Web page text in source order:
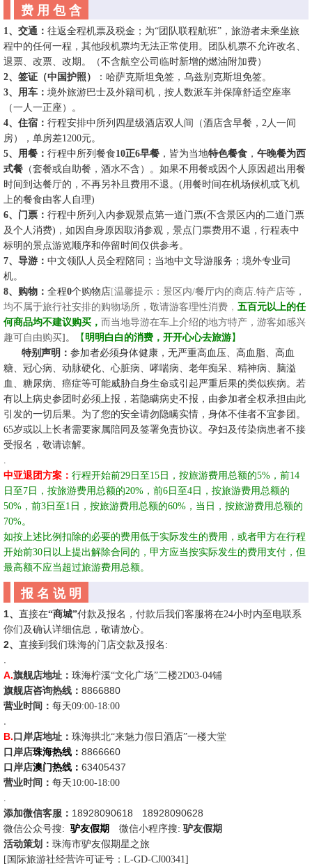
费 用 包 含
1、交通： 往返全程机票及税金；为“团队联程航班”，旅游者未乘坐旅
程中的任何一程，其他段机票均无法正常使用。团队机票不允许改名、
退票、改票、改期。（不含航空公司临时新增的燃油附加费）
2、签证（中国护照）
：哈萨克斯坦免签，乌兹别克斯坦免签。
3、用车： 境外旅游巴士及外籍司机，按人数派车并保障舒适空座率
（一人一正座）。
4、住宿： 行程安排中所列四星级酒店双人间（酒店含早餐， 2人一间
房），单房差1200元。
5、用餐： 行程中所列餐食10正6早餐 ，皆为当地特色餐食 ， 午晚餐为西
式餐 （套餐或自助餐，酒水不含）。如果不用餐或因个人原因超出用餐
时间到达餐厅的，不再另补且费用不退。 (用餐时间在机场候机或飞机
上的餐食由客人自理)
6、门票： 行程中所列入内参观景点第一道门票(不含景区内的二道门票
及个人消费)，如因自身原因取消参观，景点门票费用不退，行程表中
标明的景点游览顺序和停留时间仅供参考。
7、导游： 中文领队人员全程陪同；当地中文导游服务；境外专业司
机。
8、购物： 全程0个购物店[温馨提示：景区内/餐厅内的商店.特产店等，
均不属于旅行社安排的购物场所，敬请游客理性消费 ， 五百元以上的任
何商品均不建议购买， 而当地导游在车上介绍的地方特产，游客如感兴
趣可自由购买]。 【 明明白白的消费，开开心心去旅游】
特别声明： 参加者必须身体健康，无严重高血压、高血脂、高血
糖、冠心病、动脉硬化、心脏病、哮喘病、老年痴呆、精神病、脑溢
血、糖尿病、癌症等可能威胁自身生命或引起严重后果的类似疾病。若
有以上病史参团时必须上报，若隐瞒病史不报，由参加者全权承担由此
引发的一切后果。为了您的安全请勿隐瞒实情，身体不佳者不宜参团。
65岁或以上长者需要家属陪同及签署免责协议。孕妇及传染病患者不接
受报名，敬请谅解。
.
中亚退团方案： 行程开始前29日至15日，按旅游费用总额的5%， 前14
日至7日，按旅游费用总额的20%， 前6日至4日，按旅游费用总额的
50%， 前3日至1日，按旅游费用总额的60%， 当日，按旅游费用总额的
70%。
如按上述比例扣除的必要的费用低于实际发生的费用，或者甲方在行程
开始前30日以上提出解除合同的，甲方应当按实际发生的费用支付，但
最高额不应当超过旅游费用总额。
报 名 说 明
1、 直接在“商城”付款及报名，付款后我们客服将在24小时内至电联系
你们及确认详细信息，敬请放心。
2、 直接到我们珠海的门店交款及报名 :
.
A.旗舰店地址 ： 珠海柠溪“文化广场”二楼2D03-04铺
旗舰店咨询热线： 8866880
营业时间： 每天09:00-18:00
.
B. 口岸店地址 ： 珠海拱北“来魅力假日酒店”一楼大堂
口岸店珠海热线： 8866660
口岸店澳门热线： 63405437
营业时间： 每天10:00-18:00
.
添加微信客服： 18928090618 18928090628
微信公众号搜: 驴友假期 微信小程序搜: 驴友假期
活动策划： 珠海市驴友假期星之旅
[国际旅游社经营许可证号： L-GD-CJ00341]